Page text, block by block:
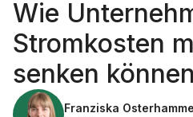
Wie
Stromkosten
senken können
Franziska